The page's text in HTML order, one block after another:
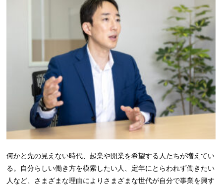
何かと先の見えない時代、起業や開業を希望する人たちが増えてい
る。自分らしい働き方を模索したい人、定年にとらわれず働きたい
人など、さまざまな理由によりさまざまな世代が自分で事業を興す